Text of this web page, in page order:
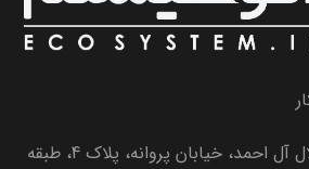
تهران، بزرگراه جلال آل احمد، خیابان پروانه، پلاک 4، طبقه